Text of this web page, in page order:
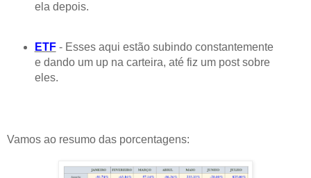
ela depois.
ETF- Esses aqui estão subindo constantemente
e dando um up na carteira, até fiz um post sobre
eles.
Vamos ao resumo das porcentagens: